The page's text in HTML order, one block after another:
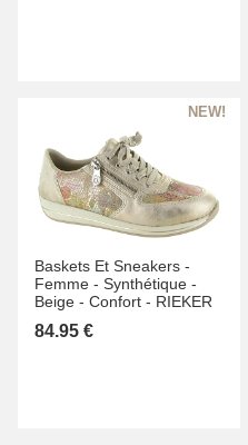
Baskets Et Sneakers -
Femme - Synthétique -
Beige - Confort - RIEKER
84.95 €